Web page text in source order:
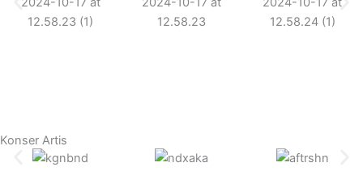
Konser Artis